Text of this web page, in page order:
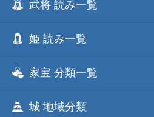
武将 読み一覧
姫 読み一覧
家宝 分類一覧
城 地域分類